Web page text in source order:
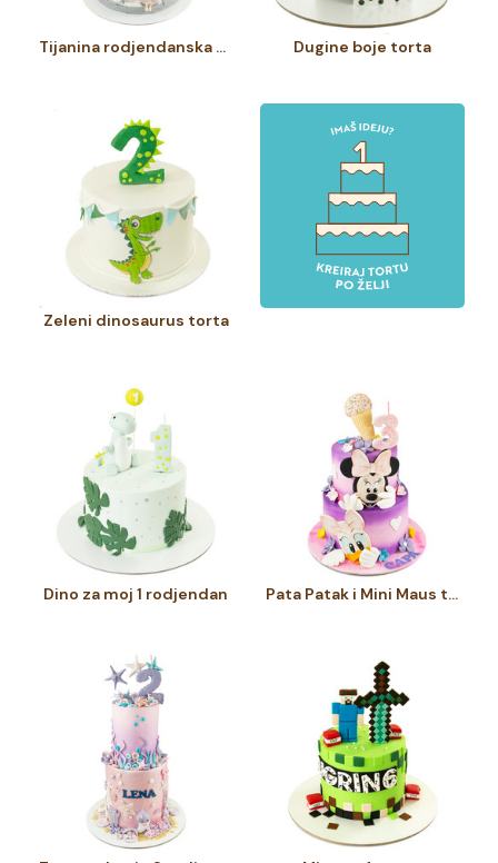
Tijanina rodjendanska torta Dugine boje torta
Zeleni dinosaurus torta
Dino za moj 1 rodjendan Pata Patak i Mini Maus torta